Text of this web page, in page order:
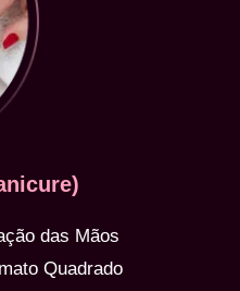
das Mãos
Quadrado